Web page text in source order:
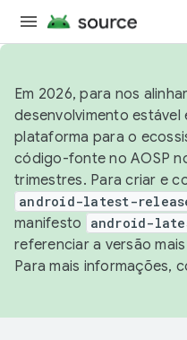
Em 2026, para nos
desenvolvimento
plataforma para o
código-fonte no AOSP
trimestres. Para criar e
android-latest-
manifesto
android-
referenciar a versão
Para mais informações,